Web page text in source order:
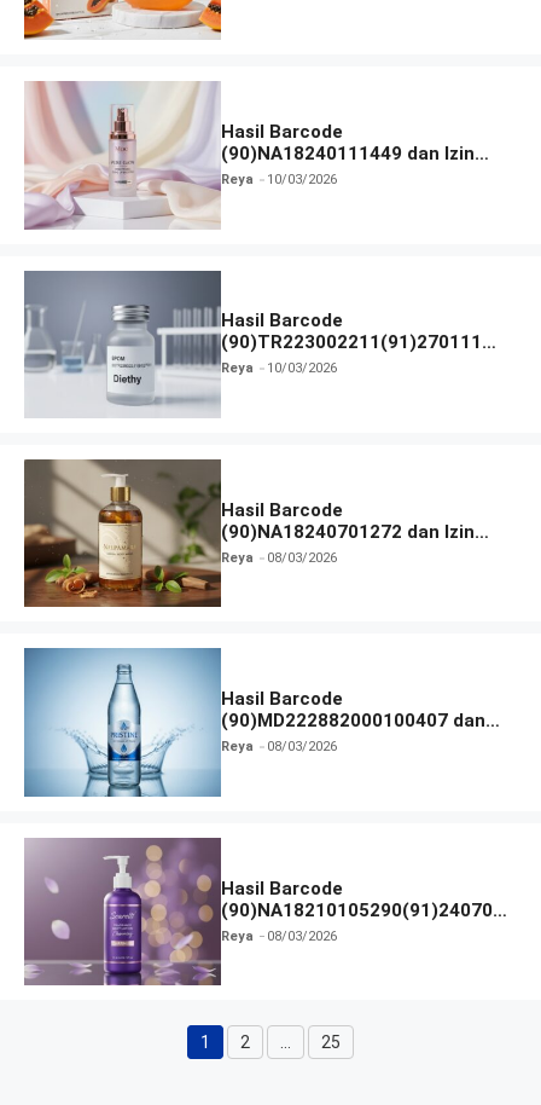
Hasil Barcode
(90)NA18240111449 dan Izin
BPOM
Reya 10/03/2026
Hasil Barcode
(90)TR223002211(91)270111
dan Izin BPOM
Reya 10/03/2026
Hasil Barcode
(90)NA18240701272 dan Izin
BPOM
Reya 08/03/2026
Hasil Barcode
(90)MD222882000100407 dan
Izin BPOM
Reya 08/03/2026
Hasil Barcode
(90)NA18210105290(91)240703
dan Izin BPOM
Reya 08/03/2026
Halaman
1 Halaman
2 … Halaman
25